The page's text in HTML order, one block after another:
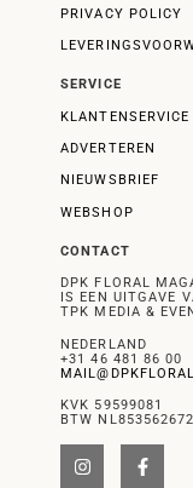
PRIVACY POLICY
SERVICE
KLANTENSERVICE
ADVERTEREN
NIEUWSBRIEF
WEBSHOP
CONTACT
DPK FLORAL
IS EEN UITGAVE
TPK MEDIA &
NEDERLAND
+31 46 481 86 00
KVK 59599081
BTW